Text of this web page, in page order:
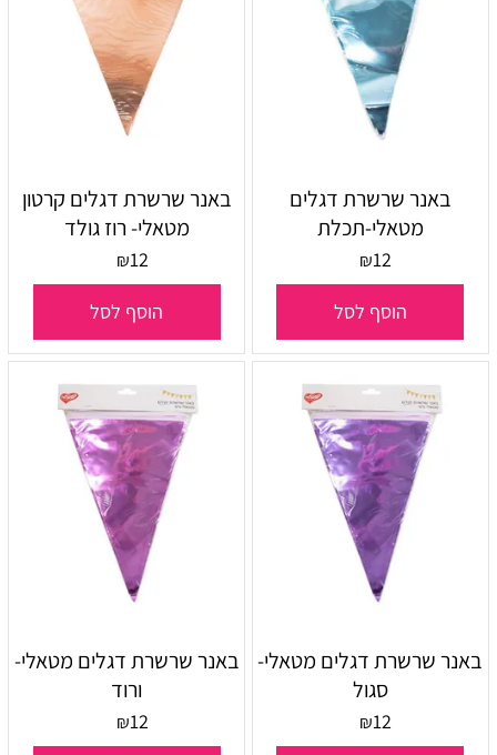
באנר שרשרת דגלים
מטאלי-תכלת
₪12
הוסף לסל
באנר שרשרת דגלים קרטון
מטאלי- רוז גולד
₪12
הוסף לסל
באנר שרשרת דגלים מטאלי-
סגול
₪12
באנר שרשרת דגלים מטאלי-
ורוד
₪12